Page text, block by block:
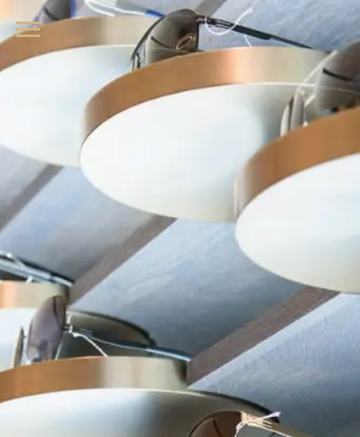
品牌眼鏡、精品墨鏡、名牌太陽眼